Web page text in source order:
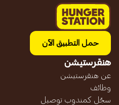
حمل التطبيق الآن
هنقرستيشن
عن هنقرستيشن
وظائف
سجّل كمندوب توصيل